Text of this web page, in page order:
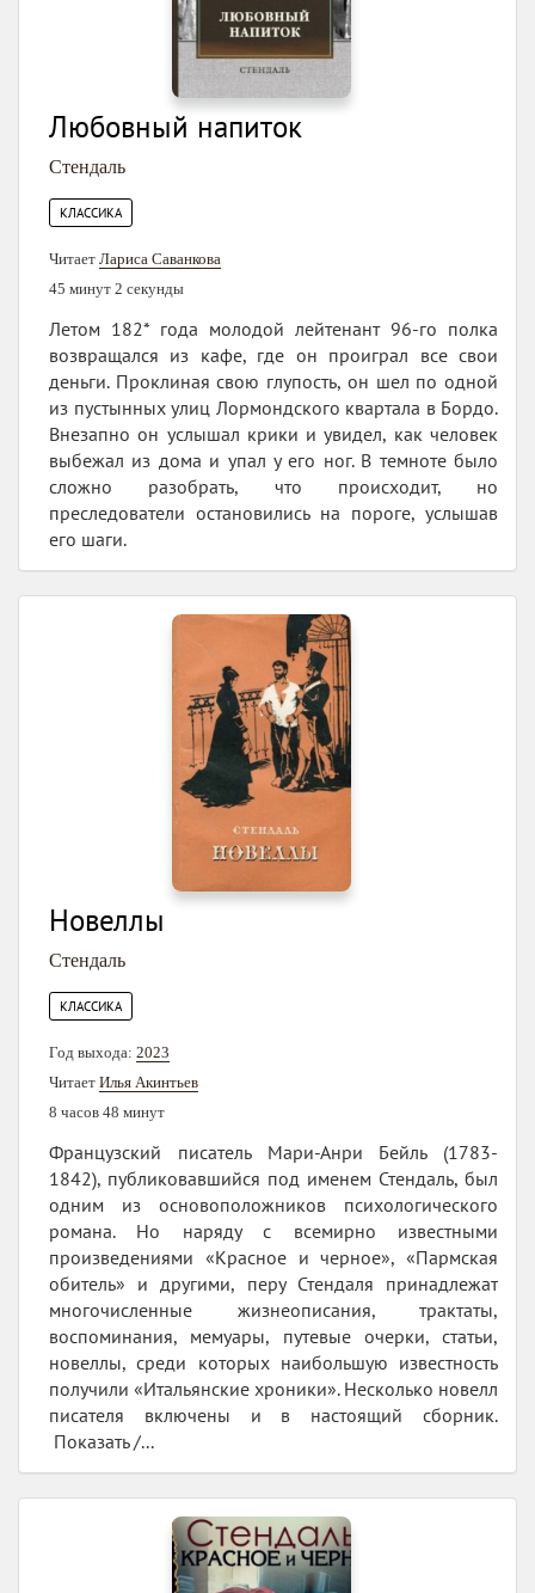
Любовный напиток
Стендаль
КЛАССИКА
Читает Лариса Саванкова
45 минут 2 секунды
Летом 182* года молодой лейтенант 96-го полка
возвращался из кафе, где он проиграл все свои
деньги. Проклиная свою глупость, он шел по одной
из пустынных улиц Лормондского квартала в Бордо.
Внезапно он услышал крики и увидел, как человек
выбежал из дома и упал у его ног. В темноте было
сложно разобрать, что происходит, но
преследователи остановились на пороге, услышав
его шаги.
Новеллы
Стендаль
КЛАССИКА
Год выхода: 2023
Читает Илья Акинтьев
8 часов 48 минут
Французский писатель Мари-Анри Бейль (1783-
1842), публиковавшийся под именем Стендаль, был
одним из основоположников психологического
романа. Но наряду с всемирно известными
произведениями «Красное и черное», «Пармская
обитель» и другими, перу Стендаля принадлежат
многочисленные жизнеописания, трактаты,
воспоминания, мемуары, путевые очерки, статьи,
новеллы, среди которых наибольшую известность
получили «Итальянские хроники». Несколько новелл
писателя включены и в настоящий сборник.
Показать /...